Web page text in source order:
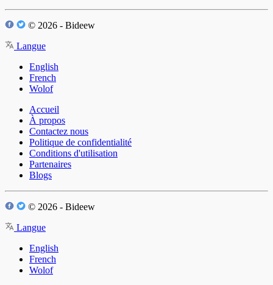
© 2026 - Bideew
Langue
English
French
Wolof
Accueil
À propos
Contactez nous
Politique de confidentialité
Conditions d'utilisation
Partenaires
Blogs
© 2026 - Bideew
Langue
English
French
Wolof